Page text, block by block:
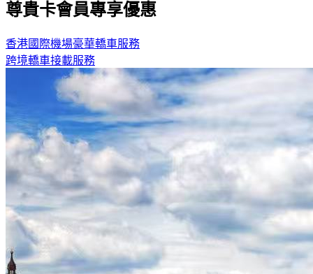
尊貴卡會員專享優惠
香港國際機場豪華轎車服務
跨境轎車接載服務